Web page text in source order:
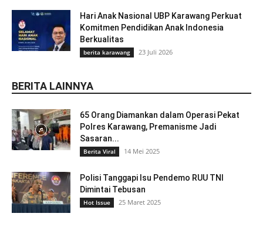
Hari Anak Nasional UBP Karawang Perkuat
Komitmen Pendidikan Anak Indonesia
Berkualitas
berita karawang 23 Juli 2026
BERITA LAINNYA
65 Orang Diamankan dalam Operasi Pekat
Polres Karawang, Premanisme Jadi
Sasaran...
Berita Viral 14 Mei 2025
Polisi Tanggapi Isu Pendemo RUU TNI
Dimintai Tebusan
Hot Issue 25 Maret 2025